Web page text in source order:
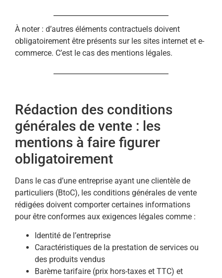
À noter : d’autres éléments contractuels doivent
obligatoirement être présents sur les sites internet et e-
commerce. C’est le cas des mentions légales.
Rédaction des conditions
générales de vente : les
mentions à faire figurer
obligatoirement
Dans le cas d’une entreprise ayant une clientèle de
particuliers (BtoC), les conditions générales de vente
rédigées doivent comporter certaines informations
pour être conformes aux exigences légales comme :
Identité de l’entreprise
Caractéristiques de la prestation de services ou
des produits vendus
Barème tarifaire (prix hors-taxes et TTC) et